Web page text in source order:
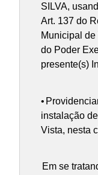
SILVA,
Art. 137 do
Municipal
do Poder
presente(s)
•
instalação
Vista, nesta
Em se